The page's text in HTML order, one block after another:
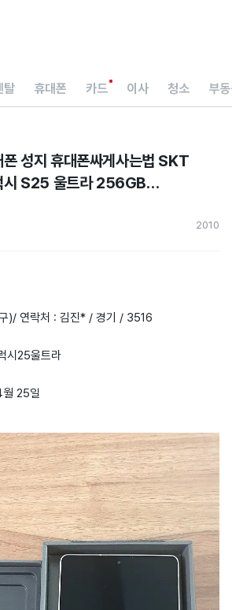
탈 휴대폰 카드 이사 청소 부
폰 성지 휴대폰싸게사는법 SKT
시 S25 울트라 256GB
드폰싸게사는법 현금지원
201 0
)/ 연락처 : 김진* / 경기 / 3516
시25울트라
25일